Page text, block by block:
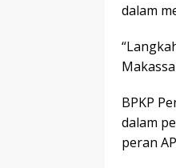
dalam
BPKP
dalam
peran